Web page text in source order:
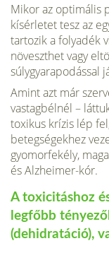
Mikor az optimális
kísérletet tesz az
tartozik a folyadék
növeszthet vagy
súlygyarapodással
Amint azt már
vastagbélnél –
toxikus krízis lép
betegségekhez
gyomorfekély,
és Alzheimer-kór.
A toxicitáshoz
legfőbb
(dehidratáció),